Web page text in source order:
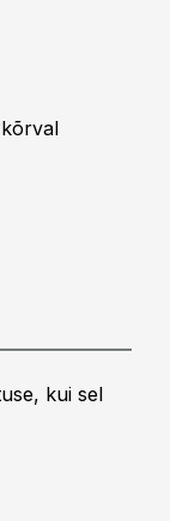
kui sel